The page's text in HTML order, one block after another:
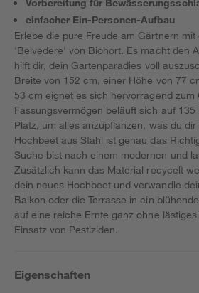
Vorbereitung für
einfacher Ein-Personen-Aufbau
Erlebe die pure Freude am Gärtnern
'Belvedere' von Biohort. Es macht den
hilft dir, dein Gartenparadies voll
Breite von 152 cm, einer Höhe von 77
53 cm eignet es sich hervorragend zum
Fassungsvermögen beläuft sich auf
Platz, um alles anzupflanzen, was du
Hochbeet aus Stahl ist genau das
Suche bist nach einem modernen und
Zusätzlich kann das Material recycelt
dein neues Hochbeet und verwandle
Balkon oder die Terrasse in ein
auf eine reiche Ernte ganz ohne
Einsatz von Pestiziden.
Eigenschaften